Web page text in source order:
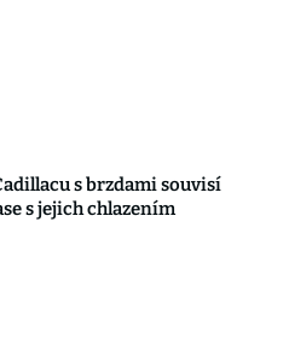
s brzdami souvisí
s jejich chlazením